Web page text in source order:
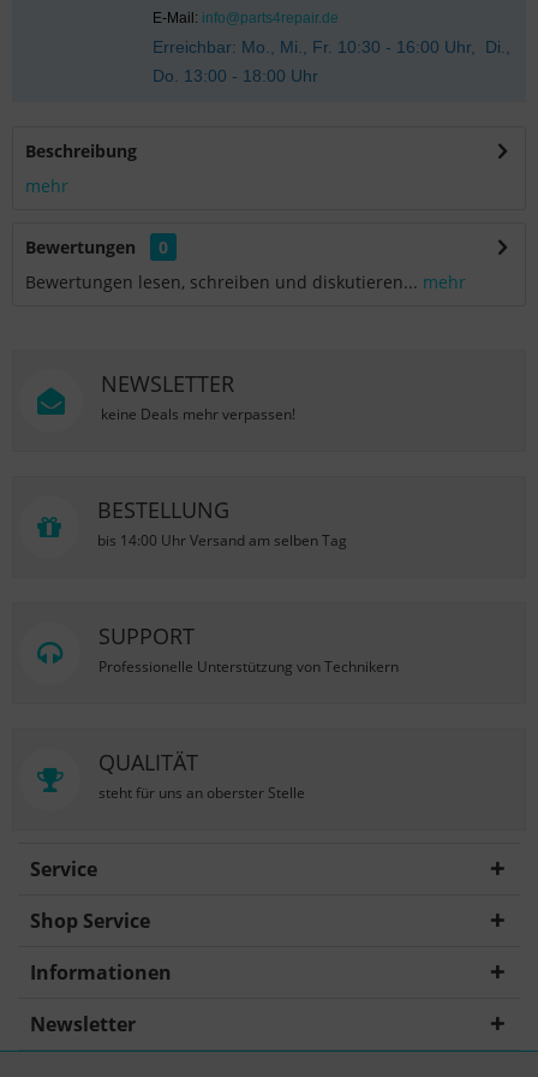
E-Mail: info@parts4repair.de
Erreichbar: Mo., Mi., Fr. 10:30 - 16:00 Uhr, Di.,
Do. 13:00 - 18:00 Uhr
Beschreibung
mehr
Bewertungen
0
Bewertungen lesen, schreiben und diskutieren... mehr
NEWSLETTER
keine Deals mehr verpassen!
BESTELLUNG
bis 14:00 Uhr Versand am selben Tag
SUPPORT
Professionelle Unterstützung von Technikern
QUALITÄT
steht für uns an oberster Stelle
Service
Shop Service
Informationen
Newsletter